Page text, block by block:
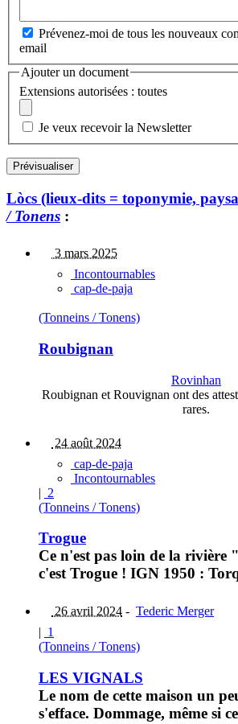
Prévenez-moi de tous les nouveaux
email
Ajouter un document
Extensions autorisées : toutes
Je veux recevoir la Newsletter
Lòcs (lieux-dits = toponymie,
/ Tonens :
3 mars 2025
Incontournables
cap-de-paja
(Tonneins / Tonens)
Roubignan
Rovinhan
Roubignan et Rouvignan ont des
rares.
24 août 2024
cap-de-paja
Incontournables
| 2
(Tonneins / Tonens)
Trogue
Ce n'est pas loin de la rivière
c'est Trogue ! IGN 1950 :
26 avril 2024 - Tederic Merger
| 1
(Tonneins / Tonens)
LES VIGNALS
Le nom de cette maison un
s'efface. Dommage, même si